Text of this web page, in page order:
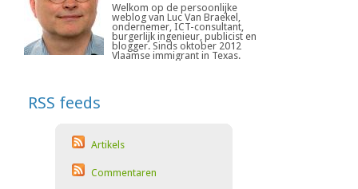
Welkom op de persoonlijke
weblog van Luc Van Braekel,
ondernemer, ICT-consultant,
burgerlijk ingenieur, publicist en
blogger. Sinds oktober 2012
Vlaamse immigrant in Texas.
RSS feeds
Artikels
Commentaren